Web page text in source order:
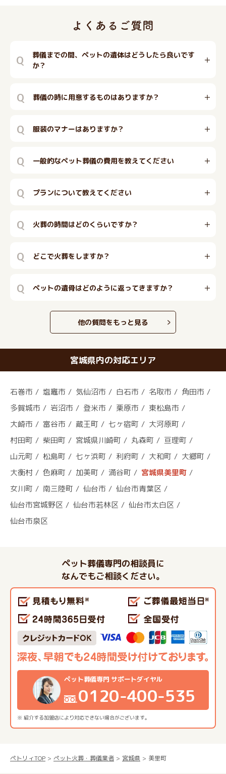
Q
葬儀までの間、ペットの遺体はどうしたら良いです
か？
Q 葬儀の時に用意するものはありますか？
Q 服装のマナーはありますか？
Q 一般的なペット葬儀の費用を教えてください
Q プランについて教えてください
Q 火葬の時間はどのくらいですか？
Q どこで火葬をしますか？
Q ペットの遺骨はどのように返ってきますか？
他の質問をもっと見る
宮城県内の対応エリア
石巻市 塩竈市 気仙沼市 白石市 名取市
角田市
多賀城市
岩沼市 登米市 栗原市
東松島市
大崎市
富谷市 蔵王町 七ヶ宿町
大河原町
村田町
柴田町 宮城県川崎町 丸森町
亘理町
山元町
松島町 七ヶ浜町 利府町 大和町
大郷町
大衡村
色麻町 加美町 涌谷町
宮城県美里町
女川町
南三陸町 仙台市
仙台市青葉区
仙台市宮城野区
仙台市若林区
仙台市太白区
仙台市泉区
ペット葬儀専門の相談員に
なんでもご相談ください。
※ 紹介する加盟店により対応できない場合がございます。
ペット葬儀専門 サポートダイヤル
0120-400-535
ペトリィTOP ペット火葬・葬儀業者 宮城県 美里町